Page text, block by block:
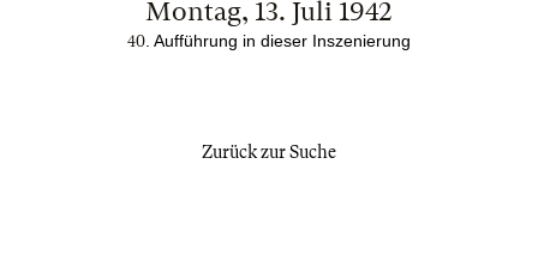
Montag, 13. Juli 1942
40 Aufführung in dieser Inszenierung
Zurück zur Suche